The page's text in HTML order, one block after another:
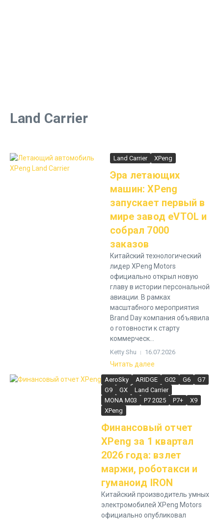
Land Carrier
Land Carrier XPeng
Эра летающих
машин: XPeng
запускает первый в
мире завод eVTOL и
собрал 7000
заказов
Китайский технологический
лидер XPeng Motors
официально открыл новую
главу в истории персональной
авиации. В рамках
масштабного мероприятия
Brand Day компания объявила
о готовности к старту
коммерческ...
Ketty Shu 16.07.2026
Читать далее
AeroSky ARIDGE G02 G6
G7
G9
GX
Land Carrier
MONA M03
P7 2025 P7+
X9
XPeng
Финансовый отчет
XPeng за 1 квартал
2026 года: взлет
маржи, роботакси и
гуманоид IRON
Китайский производитель умных
электромобилей XPeng Motors
официально опубликовал